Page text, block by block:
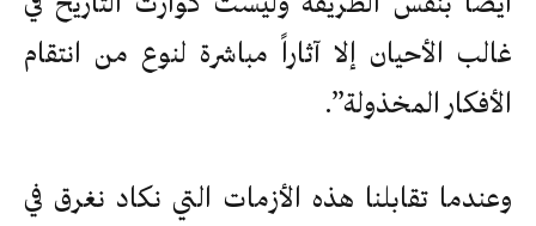
غالب الأحيان إلا آثاراً مباشرة لنوع من انتقام
الأفكار المخذولة”.
وعندما تقابلنا هذه الأزمات التي نكاد نغرق في